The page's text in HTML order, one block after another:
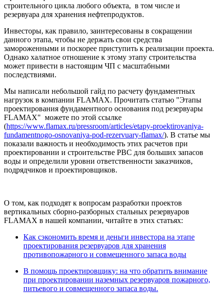
строительного цикла любого объекта, в том числе и
резервуара для хранения нефтепродуктов.
Инвесторы, как правило, заинтересованы в сокращении
данного этапа, чтобы не держать свои средства
замороженными и поскорее приступить к реализации проекта.
Однако халатное отношение к этому этапу строительства
может привести в настоящим ЧП с масштабными
последствиями.
Мы написали небольшой гайд по расчету фундаментных
нагрузок в компании FLAMAX. Прочитать статью "Этапы
проектирования фундаментного основания под резервуары
FLAMAX" можете по этой ссылке
(https://www.flamax.ru/pressroom/articles/etapy-proektirovaniya-
fundamentnogo-osnovaniya-pod-rezervuary-flamax/). В статье мы
показали важность и необходимость этих расчетов при
проектировании и строительстве РВС для больших запасов
воды и определили уровни ответственности заказчиков,
подрядчиков и проектировщиков.
О том, как подходят к вопросам разработки проектов
вертикальных сборно-разборных стальных резервуаров
FLAMAX в нашей компании, читайте в этих статьях:
Как сэкономить время и деньги инвестора на этапе
проектирования резервуаров для хранения
противопожарного и совмещенного запаса воды
В помощь проектировщику: на что обратить внимание
при проектировании наземных резервуаров пожарного,
питьевого и совмещенного запаса воды.